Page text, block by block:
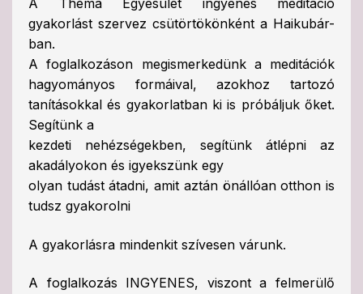
A Théma Egyesület ingyenes meditáció
gyakorlást szervez csütörtökönként a Haikubár-
ban.
A foglalkozáson megismerkedünk a meditációk
hagyományos formáival, azokhoz tartozó
tanításokkal és gyakorlatban ki is próbáljuk őket.
Segítünk a
kezdeti nehézségekben, segítünk átlépni az
akadályokon és igyekszünk egy
olyan tudást átadni, amit aztán önállóan otthon is
tudsz gyakorolni
A gyakorlásra mindenkit szívesen várunk.
A foglalkozás INGYENES, viszont a felmerülő